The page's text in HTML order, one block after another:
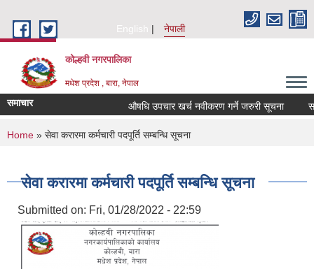
English
नेपाली
कोल्हवी नगरपालिका
मधेश प्रदेश , बारा, नेपाल
समाचार औषधि उपचार खर्च नवीकरण गर्ने जरुरी सूचना
You are here
Home » सेवा करारमा कर्मचारी पदपूर्ति सम्बन्धि सूचना
सेवा करारमा कर्मचारी पदपूर्ति सम्बन्धि सूचना
Submitted on: Fri, 01/28/2022 - 22:59